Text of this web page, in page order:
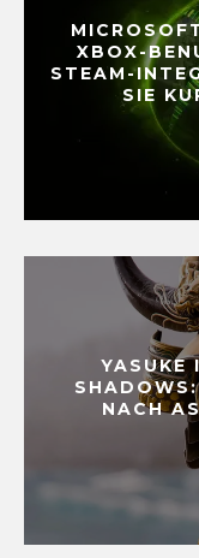
XBOX-
STEAM-
SIE
YASUKE
NACH